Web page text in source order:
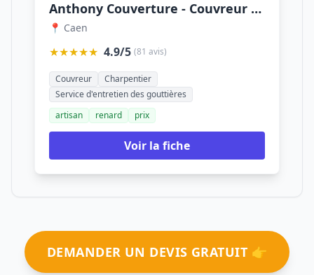
Anthony Couverture - Couvreur - Caen
📍 Caen
★★★★★ 4.9/5 (81 avis)
Couvreur
Charpentier
Service d'entretien des gouttières
artisan
renard prix
Voir la fiche
DEMANDER UN DEVIS GRATUIT 👉